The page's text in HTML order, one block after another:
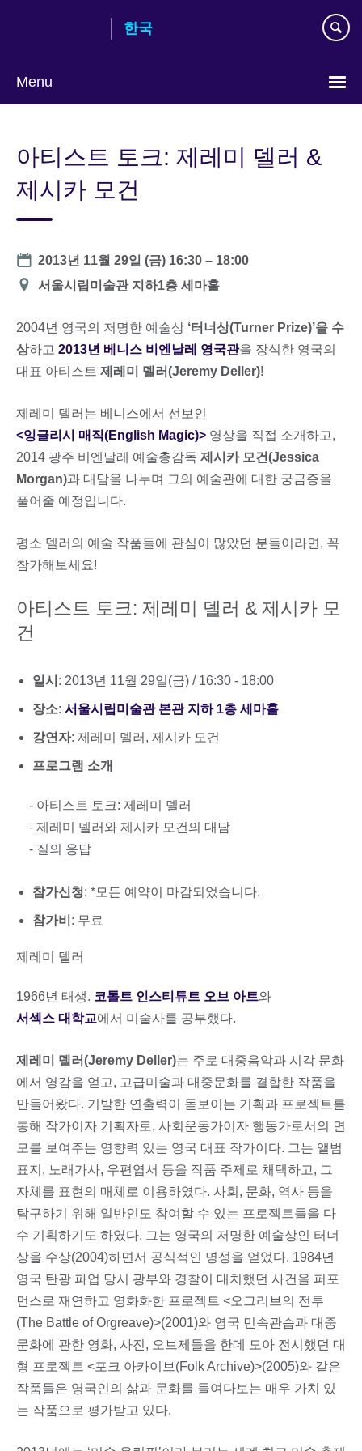
content
한국
Menu
아티스트 토크: 제레미 델러 &
제시카 모건
Date
2013년 11월 29일 (금) 16:30 – 18:00
장
서울시립미술관 지하1층 세마홀
2004년 영국의 저명한 예술상 ‘터너상(Turner Prize)’을 수
상하고 2013년 베니스 비엔날레 영국관을 장식한 영국의
대표 아티스트 제레미 델러(Jeremy Deller)!
제레미 델러는 베니스에서 선보인
<잉글리시 매직(English Magic)> 영상을 직접 소개하고,
2014 광주 비엔날레 예술총감독 제시카 모건(Jessica
Morgan)과 대담을 나누며 그의 예술관에 대한 궁금증을
풀어줄 예정입니다.
평소 델러의 예술 작품들에 관심이 많았던 분들이라면, 꼭
참가해보세요!
아티스트 토크: 제레미 델러 & 제시카 모
건
일시 : 2013년 11월 29일(금) / 16:30 - 18:00
장소: 서울시립미술관 본관 지하 1층 세마홀
강연자: 제레미 델러, 제시카 모건
프로그램 소개
- 아티스트 토크: 제레미 델러
- 제레미 델러와 제시카 모건의 대담
- 질의 응답
참가신청: *모든 예약이 마감되었습니다.
참가비 : 무료
제레미 델러
1966년 태생. 코톨트 인스티튜트 오브 아트와
서섹스 대학교에서 미술사를 공부했다.
제레미 델러(Jeremy Deller)는 주로 대중음악과 시각 문화
에서 영감을 얻고, 고급미술과 대중문화를 결합한 작품을
만들어왔다. 기발한 연출력이 돋보이는 기획과 프로젝트를
통해 작가이자 기획자로, 사회운동가이자 행동가로서의 면
모를 보여주는 영향력 있는 영국 대표 작가이다. 그는 앨범
표지, 노래가사, 우편엽서 등을 작품 주제로 채택하고, 그
자체를 표현의 매체로 이용하였다. 사회, 문화, 역사 등을
탐구하기 위해 일반인도 참여할 수 있는 프로젝트들을 다
수 기획하기도 하였다. 그는 영국의 저명한 예술상인 터너
상을 수상(2004)하면서 공식적인 명성을 얻었다. 1984년
영국 탄광 파업 당시 광부와 경찰이 대치했던 사건을 퍼포
먼스로 재연하고 영화화한 프로젝트 <오그리브의 전투
(The Battle of Orgreave)>(2001)와 영국 민속관습과 대중
문화에 관한 영화, 사진, 오브제들을 한데 모아 전시했던 대
형 프로젝트 <포크 아카이브(Folk Archive)>(2005)와 같은
작품들은 영국인의 삶과 문화를 들여다보는 매우 가치 있
는 작품으로 평가받고 있다.